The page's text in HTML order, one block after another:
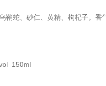
鞘蛇、砂仁、黄精、枸杞子。香
150ml